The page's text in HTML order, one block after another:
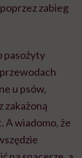
zabieg
pasożyty
u psów,
zakażoną
A wiadomo, że